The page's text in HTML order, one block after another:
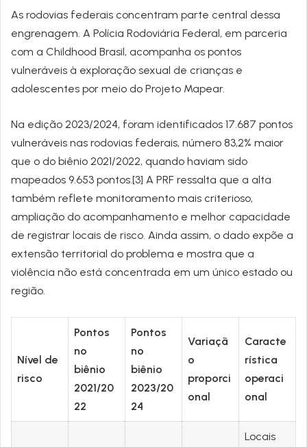
As rodovias federais concentram parte central dessa
engrenagem. A Polícia Rodoviária Federal, em parceria
com a Childhood Brasil, acompanha os pontos
vulneráveis à exploração sexual de crianças e
adolescentes por meio do Projeto Mapear.
Na edição 2023/2024, foram identificados 17.687 pontos
vulneráveis nas rodovias federais, número 83,2% maior
que o do biênio 2021/2022, quando haviam sido
mapeados 9.653 pontos.[3] A PRF ressalta que a alta
também reflete monitoramento mais criterioso,
ampliação do acompanhamento e melhor capacidade
de registrar locais de risco. Ainda assim, o dado expõe a
extensão territorial do problema e mostra que a
violência não está concentrada em um único estado ou
região.
Nível de
risco
Pontos
no
biênio
2021/20
22
Pontos
no
biênio
2023/20
24
Variaçã
o
proporci
onal
Caracte
rística
operaci
onal
Locais